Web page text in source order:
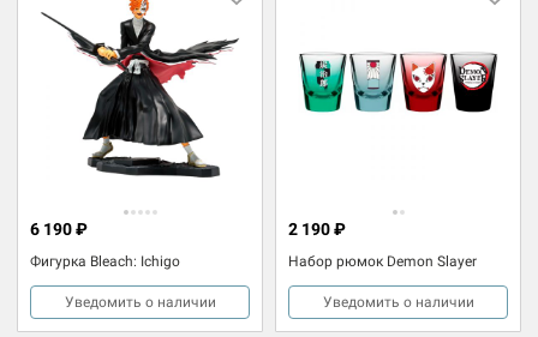
Фигурка Bleach: Ichigo
6 190 ₽
Уведомить о наличии
Набор рюмок Demon Slayer
2 190 ₽
Уведомить о наличии